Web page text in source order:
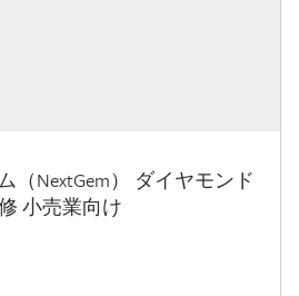
（NextGem） ダイヤモンド
小売業向け